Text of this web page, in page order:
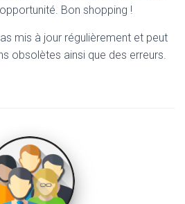
Bon shopping !
mis à jour régulièrement et peut
obsolètes ainsi que des erreurs.